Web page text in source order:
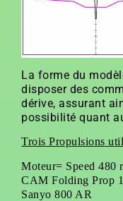
La forme du
disposer des
dérive, assurant
possibilité quant
Trois Propulsions
Moteur= Speed 480
CAM Folding Prop
Sanyo 800 AR